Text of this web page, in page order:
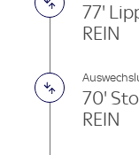
77'
REIN
70'
REIN